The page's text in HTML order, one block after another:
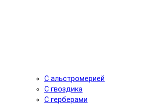
С альстромерией
С гвоздика
С герберами